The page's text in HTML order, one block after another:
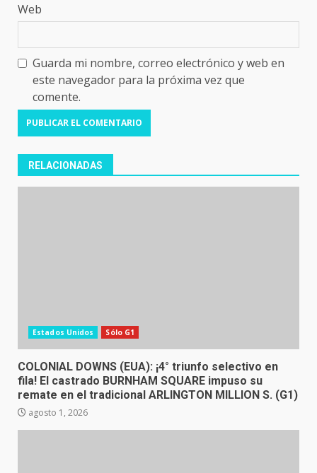
Web
Guarda mi nombre, correo electrónico y web en
este navegador para la próxima vez que
comente.
RELACIONADAS
Estados Unidos Sólo G1
COLONIAL DOWNS (EUA): ¡4° triunfo selectivo en
fila! El castrado BURNHAM SQUARE impuso su
remate en el tradicional ARLINGTON MILLION S. (G1)
agosto 1, 2026